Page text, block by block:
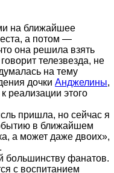
на ближайшее
а потом —
она решила взять
телезвезда, не
на тему
дочки Анджелины,
реализации этого
пришла, но сейчас я
в ближайшем
а может даже двоих»,
большинству фанатов.
с воспитанием